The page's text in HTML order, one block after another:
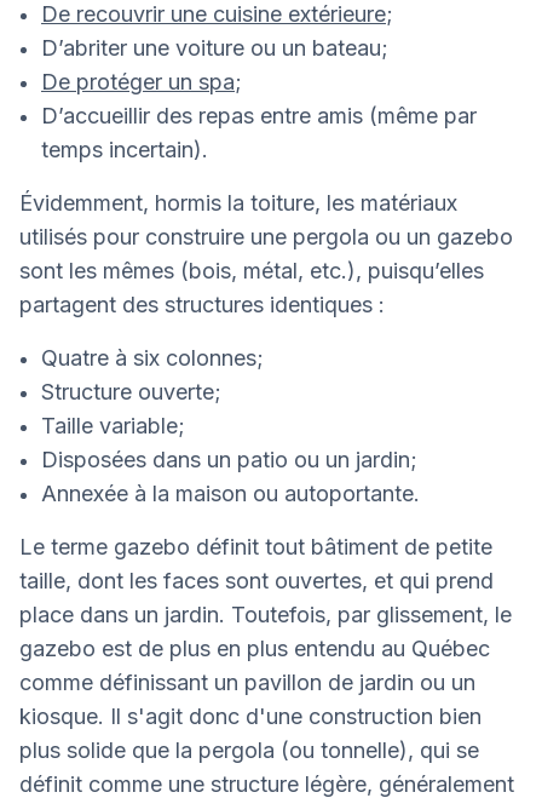
De recouvrir une cuisine extérieure;
D’abriter une voiture ou un bateau;
De protéger un spa;
D’accueillir des repas entre amis (même par
temps incertain).
Évidemment, hormis la toiture, les matériaux
utilisés pour construire une pergola ou un gazebo
sont les mêmes (bois, métal, etc.), puisqu’elles
partagent des structures identiques :
Quatre à six colonnes;
Structure ouverte;
Taille variable;
Disposées dans un patio ou un jardin;
Annexée à la maison ou autoportante.
Le terme gazebo définit tout bâtiment de petite
taille, dont les faces sont ouvertes, et qui prend
place dans un jardin. Toutefois, par glissement, le
gazebo est de plus en plus entendu au Québec
comme définissant un pavillon de jardin ou un
kiosque. Il s'agit donc d'une construction bien
plus solide que la pergola (ou tonnelle), qui se
définit comme une structure légère, généralement